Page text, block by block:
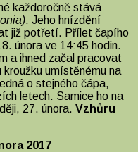
každoročně stává
. Jeho hnízdění
již potřetí. Přílet čapího
února ve 14:45 hodin.
a ihned začal pracovat
umístěnému na
o stejného čápa,
letech. Samice ho na
27. února. Vzhůru
2017